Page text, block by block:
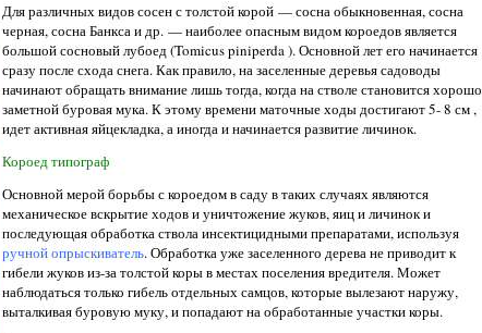
Для различных видов сосен с толстой корой — сосна обыкновенная, сосна
черная, сосна Банкса и др. — наиболее опасным видом короедов является
большой сосновый лубоед (Tomicus piniperda ). Основной лет его начинается
сразу после схода снега. Как правило, на заселенные деревья садоводы
начинают обращать внимание лишь тогда, когда на стволе становится хорошо
заметной буровая мука. К этому времени маточные ходы достигают 5- 8 см ,
идет активная яйцекладка, а иногда и начинается развитие личинок.
Короед типограф
Основной мерой борьбы с короедом в саду в таких случаях являются
механическое вскрытие ходов и уничтожение жуков, яиц и личинок и
последующая обработка ствола инсектициднымипрепаратами, используя
ручной опрыскиватель. Обработка уже заселенного дерева не приводит к
гибели жуков из-за толстой коры в местах поселения вредителя. Может
наблюдаться только гибель отдельных самцов, которые вылезают наружу,
выталкивая буровую муку, и попадают на обработанные участки коры.